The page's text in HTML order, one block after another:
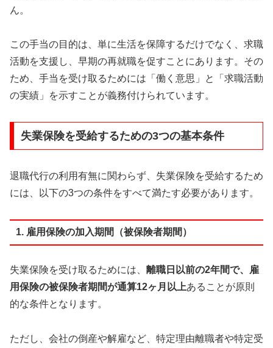
ん。
この手当の目的は、単に生活を保障するだけでなく、求職
活動を支援し、早期の再就職を促すことにあります。その
ため、手当を受け取るためには「働く意思」と「求職活動
の実績」を示すことが義務付けられています。
失業保険を受給するための3つの基本条件
退職代行の利用有無に関わらず、失業保険を受給するため
には、以下の3つの条件をすべて満たす必要があります。
1. 雇用保険の加入期間（被保険者期間）
失業保険を受け取るためには、 離職日以前の2年間で、雇
用保険の被保険者期間が通算12ヶ月以上あることが原則
的な条件となります。
ただし、会社の倒産や解雇など、特定理由離職者や特定受